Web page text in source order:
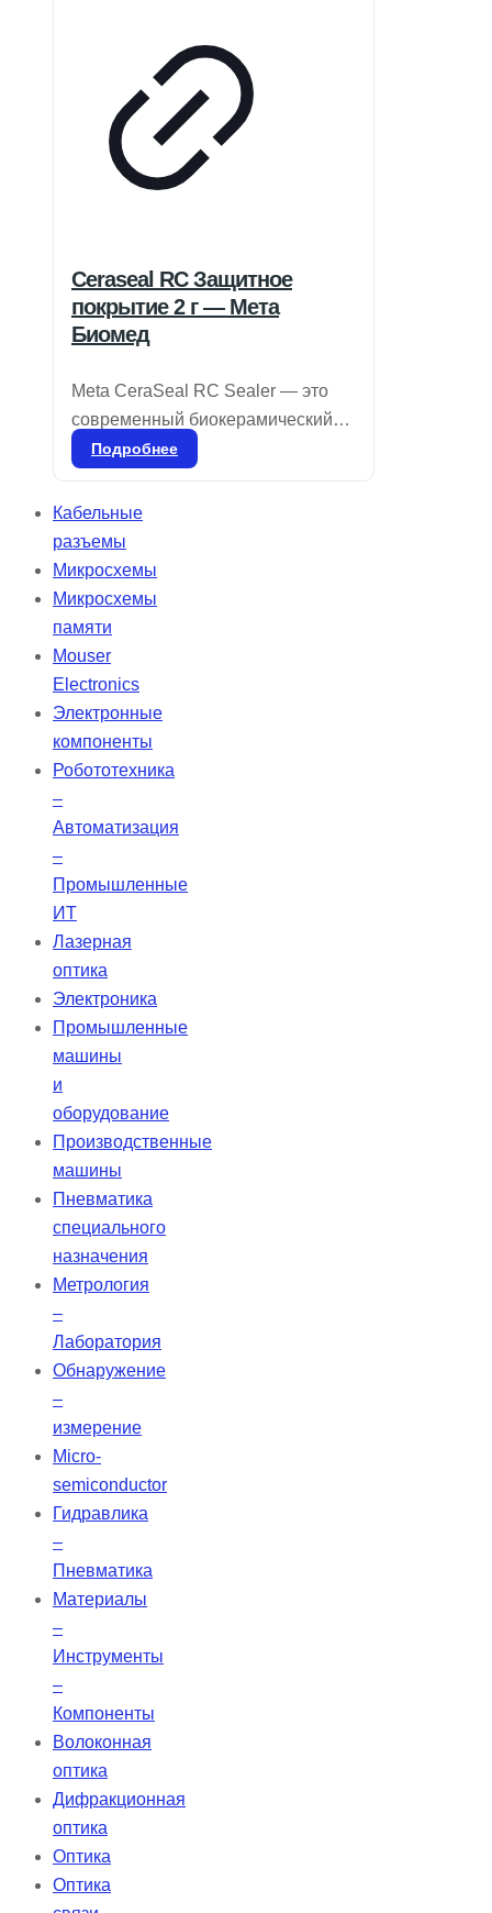
Ceraseal RC Защитное
покрытие 2 г — Мета
Биомед
Meta CeraSeal RC Sealer — это
современный биокерамический
герметик, обладающий
свойствами. Он обеспечивает
надежную герметизацию,
предотвращая попадание влаги и
бактерий в дентинные канальцы
благодаря кристаллизации
гидроксида кальция. CeraSeal
гарантирует идеальную плотность
в корневом канале и отличается
высокой стабильностью, не
сжимаясь и не расширяясь.
Подробнее
Кабельные
разъемы
Микросхемы
Микросхемы
памяти
Mouser
Electronics
Электронные
компоненты
Робототехника
–
Автоматизация
–
Промышленные
ИТ
Лазерная
оптика
Электроника
Промышленные
машины
и
оборудование
Производственные
машины
Пневматика
специального
назначения
Метрология
–
Лаборатория
Обнаружение
–
измерение
Micro-
semiconductor
Гидравлика
–
Пневматика
Материалы
–
Инструменты
–
Компоненты
Волоконная
оптика
Дифракционная
оптика
Оптика
Оптика